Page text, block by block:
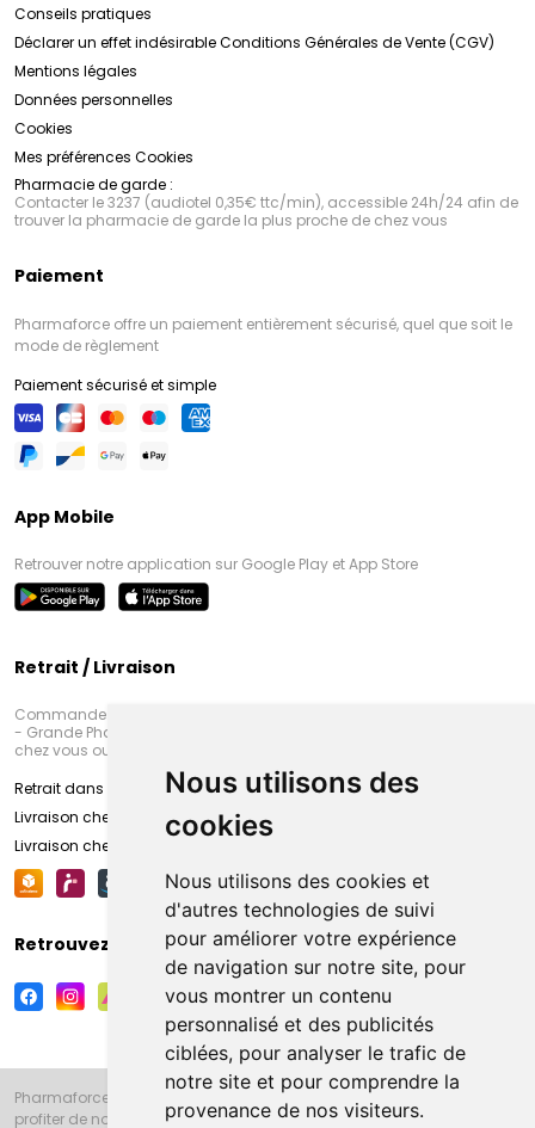
Nous utilisons des
cookies
Nous utilisons des cookies et
d'autres technologies de suivi
pour améliorer votre expérience
de navigation sur notre site, pour
vous montrer un contenu
personnalisé et des publicités
ciblées, pour analyser le trafic de
notre site et pour comprendre la
provenance de nos visiteurs.
Conseils pratiques
Déclarer un effet indésirableConditions Générales de Vente (CGV)
Mentions légales
Données personnelles
Cookies
Mes préférences Cookies
Pharmacie de garde :
Contacter le 3237 (audiotel 0,35€ ttc/min), accessible 24h/24 afin de
trouver la pharmacie de garde la plus proche de chez vous
Paiement
Pharmaforce offre un paiement entièrement sécurisé, quel que soit le
mode de règlement
Paiement sécurisé et simple
App Mobile
Retrouver notre application sur Google Play et App Store
Retrait / Livraison
Commandez en ligne et venez chercher votre commande à Amiens
- Grande Pharmacie d’Amiens (Fachon) ou recevez-là rapidement
chez vous ou en point retrait
Retrait dans la pharmacie d’Amiens
Livraison chez vous
Livraison chez votre commerçant
Retrouvez-nous sur vos réseaux sociaux
Pharmaforce.fr et la Grande Pharmacie d’Amiens vous souhaitent de
profiter de notre accueil, de nos conseils pharmaceutiques,